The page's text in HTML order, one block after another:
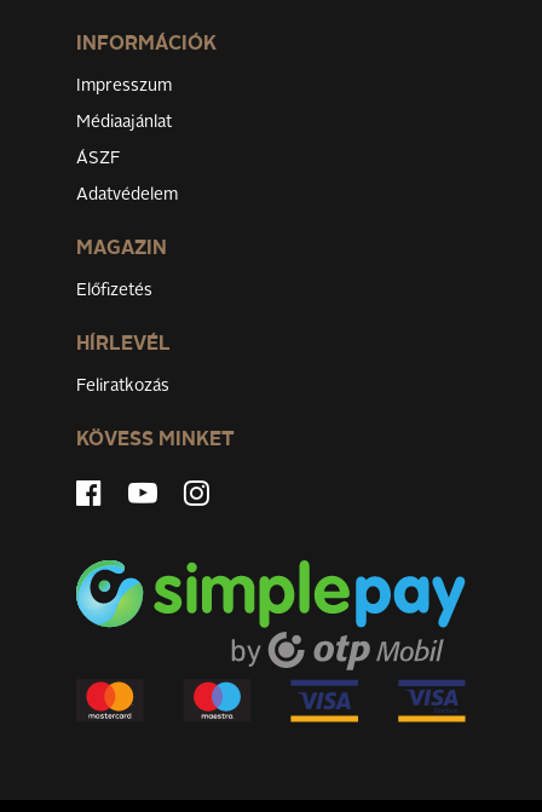
INFORMÁCIÓK
Impresszum
Médiaajánlat
ÁSZF
Adatvédelem
MAGAZIN
Előfizetés
HÍRLEVÉL
Feliratkozás
KÖVESS MINKET